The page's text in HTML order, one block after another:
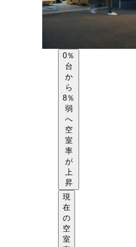
0％
台
か
ら
8％
弱
へ
空
室
率
が
上
昇
現
在
の
空
室